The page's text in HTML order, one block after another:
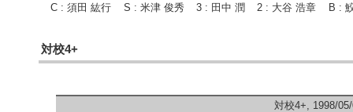
C : 須田 紘行
S : 米津 俊秀 3 : 田中 潤 2 : 大谷 浩章 B :
対校4+
対校4+, 1998/